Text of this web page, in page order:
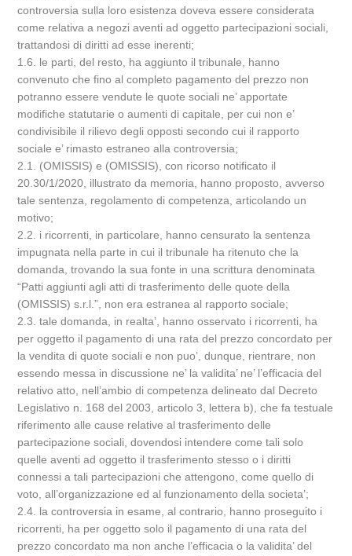
controversia sulla loro esistenza doveva essere considerata
come relativa a negozi aventi ad oggetto partecipazioni sociali,
trattandosi di diritti ad esse inerenti;
1.6. le parti, del resto, ha aggiunto il tribunale, hanno
convenuto che fino al completo pagamento del prezzo non
potranno essere vendute le quote sociali ne’ apportate
modifiche statutarie o aumenti di capitale, per cui non e’
condivisibile il rilievo degli opposti secondo cui il rapporto
sociale e’ rimasto estraneo alla controversia;
2.1. (OMISSIS) e (OMISSIS), con ricorso notificato il
20.30/1/2020, illustrato da memoria, hanno proposto, avverso
tale sentenza, regolamento di competenza, articolando un
motivo;
2.2. i ricorrenti, in particolare, hanno censurato la sentenza
impugnata nella parte in cui il tribunale ha ritenuto che la
domanda, trovando la sua fonte in una scrittura denominata
“Patti aggiunti agli atti di trasferimento delle quote della
(OMISSIS) s.r.l.”, non era estranea al rapporto sociale;
2.3. tale domanda, in realta’, hanno osservato i ricorrenti, ha
per oggetto il pagamento di una rata del prezzo concordato per
la vendita di quote sociali e non puo’, dunque, rientrare, non
essendo messa in discussione ne’ la validita’ ne’ l’efficacia del
relativo atto, nell’ambio di competenza delineato dal Decreto
Legislativo n. 168 del 2003, articolo 3, lettera b), che fa testuale
riferimento alle cause relative al trasferimento delle
partecipazione sociali, dovendosi intendere come tali solo
quelle aventi ad oggetto il trasferimento stesso o i diritti
connessi a tali partecipazioni che attengono, come quello di
voto, all’organizzazione ed al funzionamento della societa’;
2.4. la controversia in esame, al contrario, hanno proseguito i
ricorrenti, ha per oggetto solo il pagamento di una rata del
prezzo concordato ma non anche l’efficacia o la validita’ del